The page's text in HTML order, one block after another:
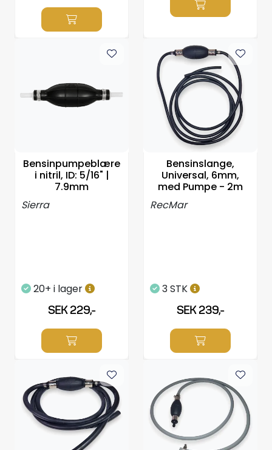
Bensinpumpeblære
i nitril, ID: 5/16" |
7.9mm
Sierra
20+ i lager
SEK 229,-
Bensinslange,
Universal, 6mm,
med Pumpe - 2m
RecMar
3 STK
SEK 239,-
Hydrauliks styrning
Propellrar